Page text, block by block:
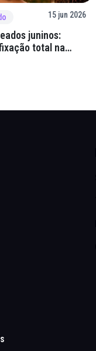
15 jun 2026
juninos:
total na